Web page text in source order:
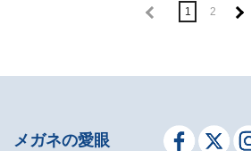
1 2
メガネの愛眼